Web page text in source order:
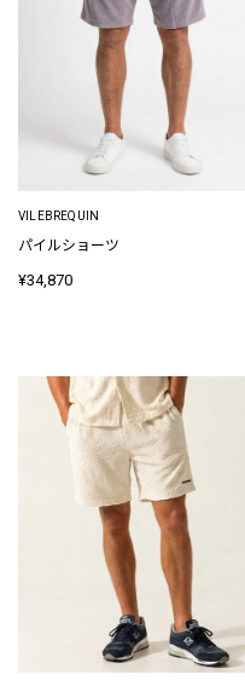
VILEBREQUIN
パイルショーツ
¥34,870